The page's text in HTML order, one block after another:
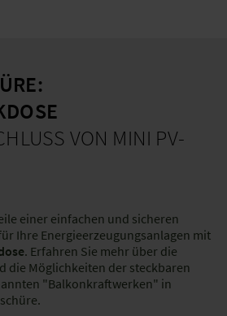
VON MINI PV-
einer einfachen und sicheren
Ihre Energieerzeugungsanlagen mit
. Erfahren Sie mehr über die
die Möglichkeiten der steckbaren
"Balkonkraftwerken" in